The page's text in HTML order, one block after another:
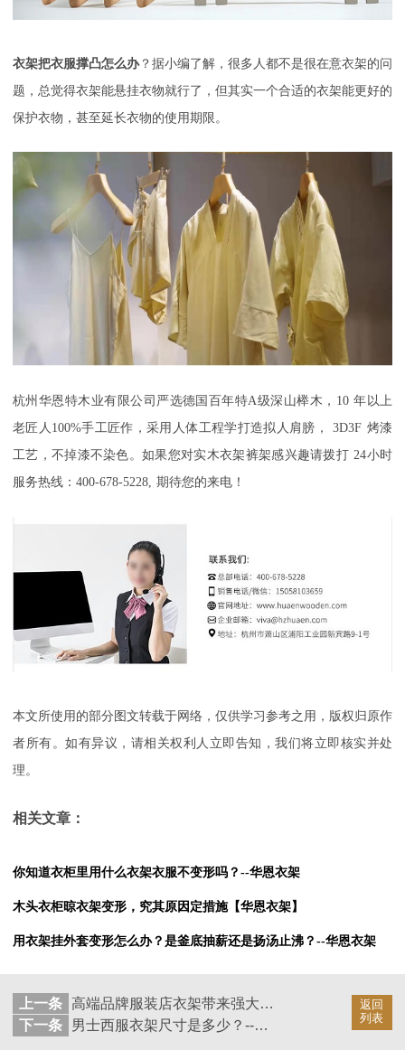
衣架把衣服撑凸怎么办？据小编了解，很多人都不是很在意衣架的问
题，总觉得衣架能悬挂衣物就行了，但其实一个合适的衣架能更好的
保护衣物，甚至延长衣物的使用期限。
杭州华恩特木业有限公司严选德国百年特A级深山榉木， 10 年以上
老匠人 100%手工匠作，采用人体工程学打造拟人肩膀， 3D3F 烤漆
工艺，不掉漆不染色。如果您对实木衣架裤架感兴趣请拨打 24小时
服务热线： 400-678-5228, 期待您的来电！
本文所使用的部分图文转载于网络，仅供学习参考之用，版权归原作
者所有。如有异议，请相关权利人立即告知，我们将立即核实并处
理。
相关文章：
你知道衣柜里用什么衣架衣服不变形吗？--华恩衣架
木头衣柜晾衣架变形，究其原因定措施【华恩衣架】
用衣架挂外套变形怎么办？是釜底抽薪还是扬汤止沸？--华恩衣架
返回
列表
上一条
高端品牌服装店衣架带来强大使用优势--华恩衣架
下一条
男士西服衣架尺寸是多少？--华恩衣架